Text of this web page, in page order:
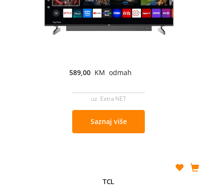
589,00 KM odmah
uz Extra NET
Saznaj više
TCL